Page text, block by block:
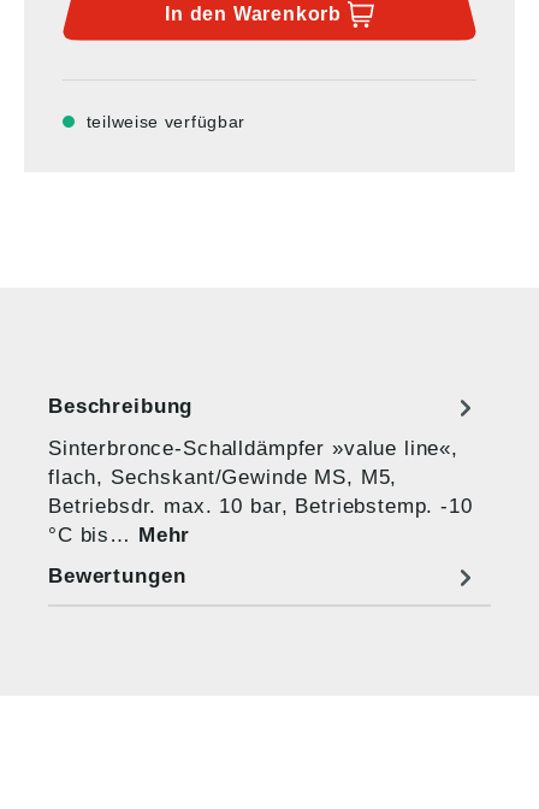
In den Warenkorb
teilweise verfügbar
Beschreibung
Sinterbronce-Schalldämpfer »value line«,
flach, Sechskant/Gewinde MS, M5,
Betriebsdr. max. 10 bar, Betriebstemp. -10
°C bis… Mehr
Bewertungen